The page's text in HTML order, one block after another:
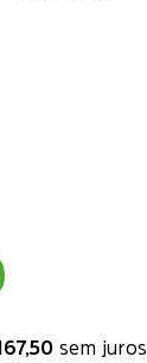
sem juros